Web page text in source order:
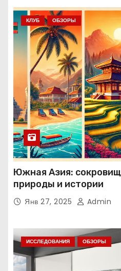
КЛУБ ОБЗОРЫ
Южная Азия:
природы и истории
Янв 27, 2025 Admin
ИССЛЕДОВАНИЯ ОБЗОРЫ